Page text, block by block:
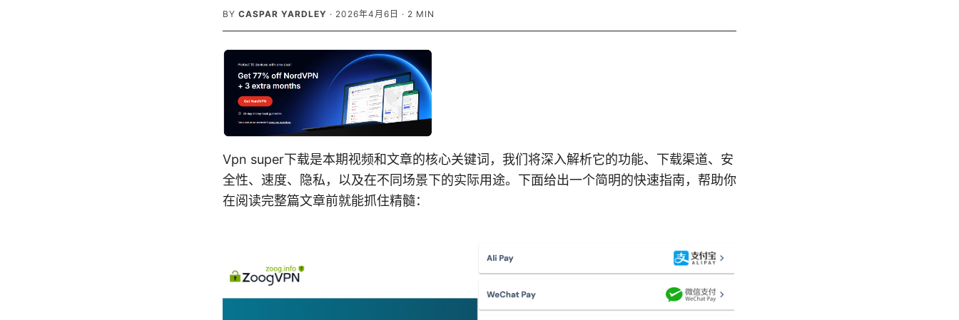
BY CASPAR YARDLEY · 2026年4月6日 · 2 MIN
Vpn super下载是本期视频和文章的核心关键词，我们将深入解析它的功能、下载渠道、安
全性、速度、隐私，以及在不同场景下的实际用途。下面给出一个简明的快速指南，帮助你
在阅读完整篇文章前就能抓住精髓：